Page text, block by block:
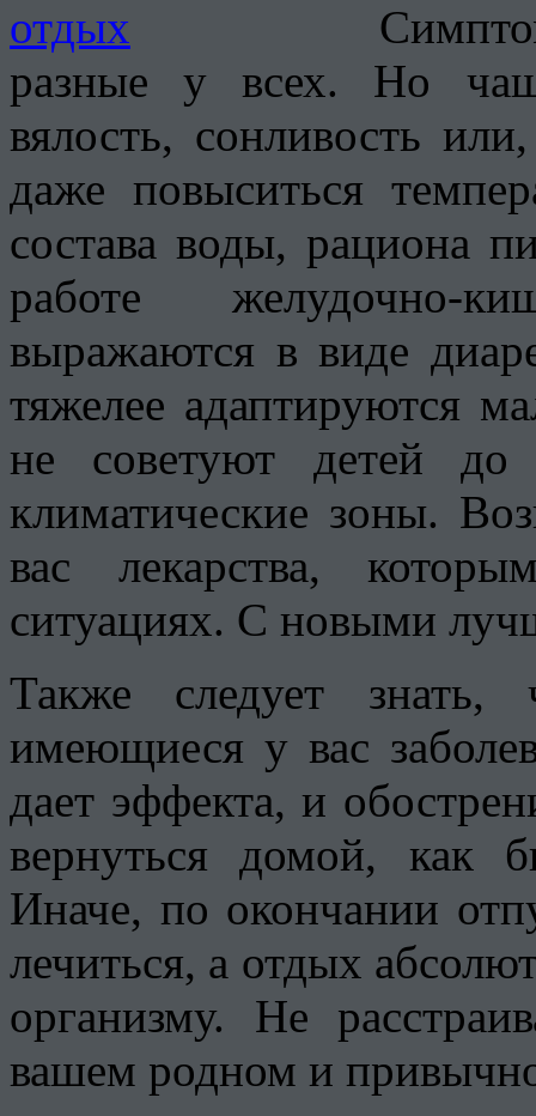
разные у всех. Но
вялость, сонливость
даже повыситься
состава воды, рациона
работе желудочно-
выражаются в виде
тяжелее адаптируются
не советуют детей
климатические зоны.
вас лекарства,
ситуациях. С новыми
Также следует знать,
имеющиеся у вас
дает эффекта, и
вернуться домой, как
Иначе, по окончании
лечиться, а отдых
организму. Не
вашем родном и